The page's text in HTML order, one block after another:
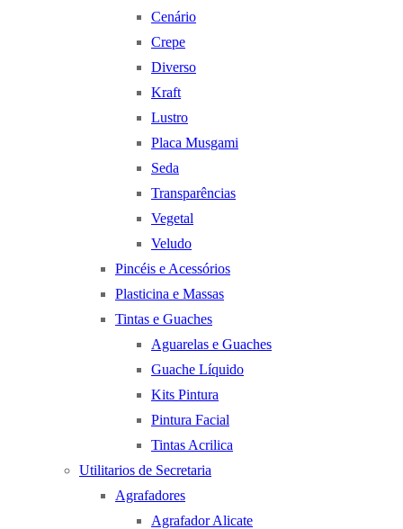
Cenário
Crepe
Diverso
Kraft
Lustro
Placa Musgami
Seda
Transparências
Vegetal
Veludo
Pincéis e Acessórios
Plasticina e Massas
Tintas e Guaches
Aguarelas e Guaches
Guache Líquido
Kits Pintura
Pintura Facial
Tintas Acrilica
Utilitarios de Secretaria
Agrafadores
Agrafador Alicate